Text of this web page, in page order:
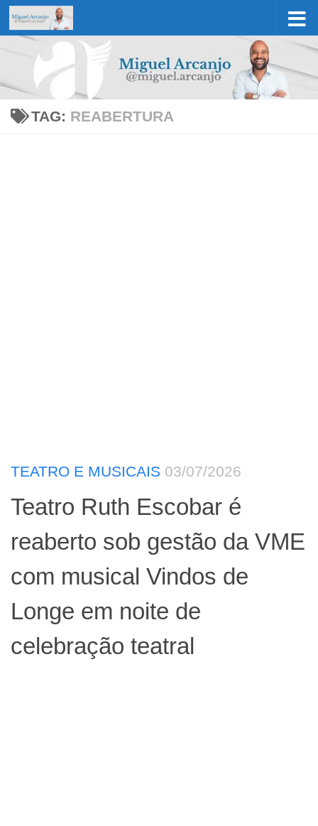
Skip to content
TAG: REABERTURA
TEATRO E MUSICAIS 03/07/2026
Teatro Ruth Escobar é
reaberto sob gestão da VME
com musical Vindos de
Longe em noite de
celebração teatral